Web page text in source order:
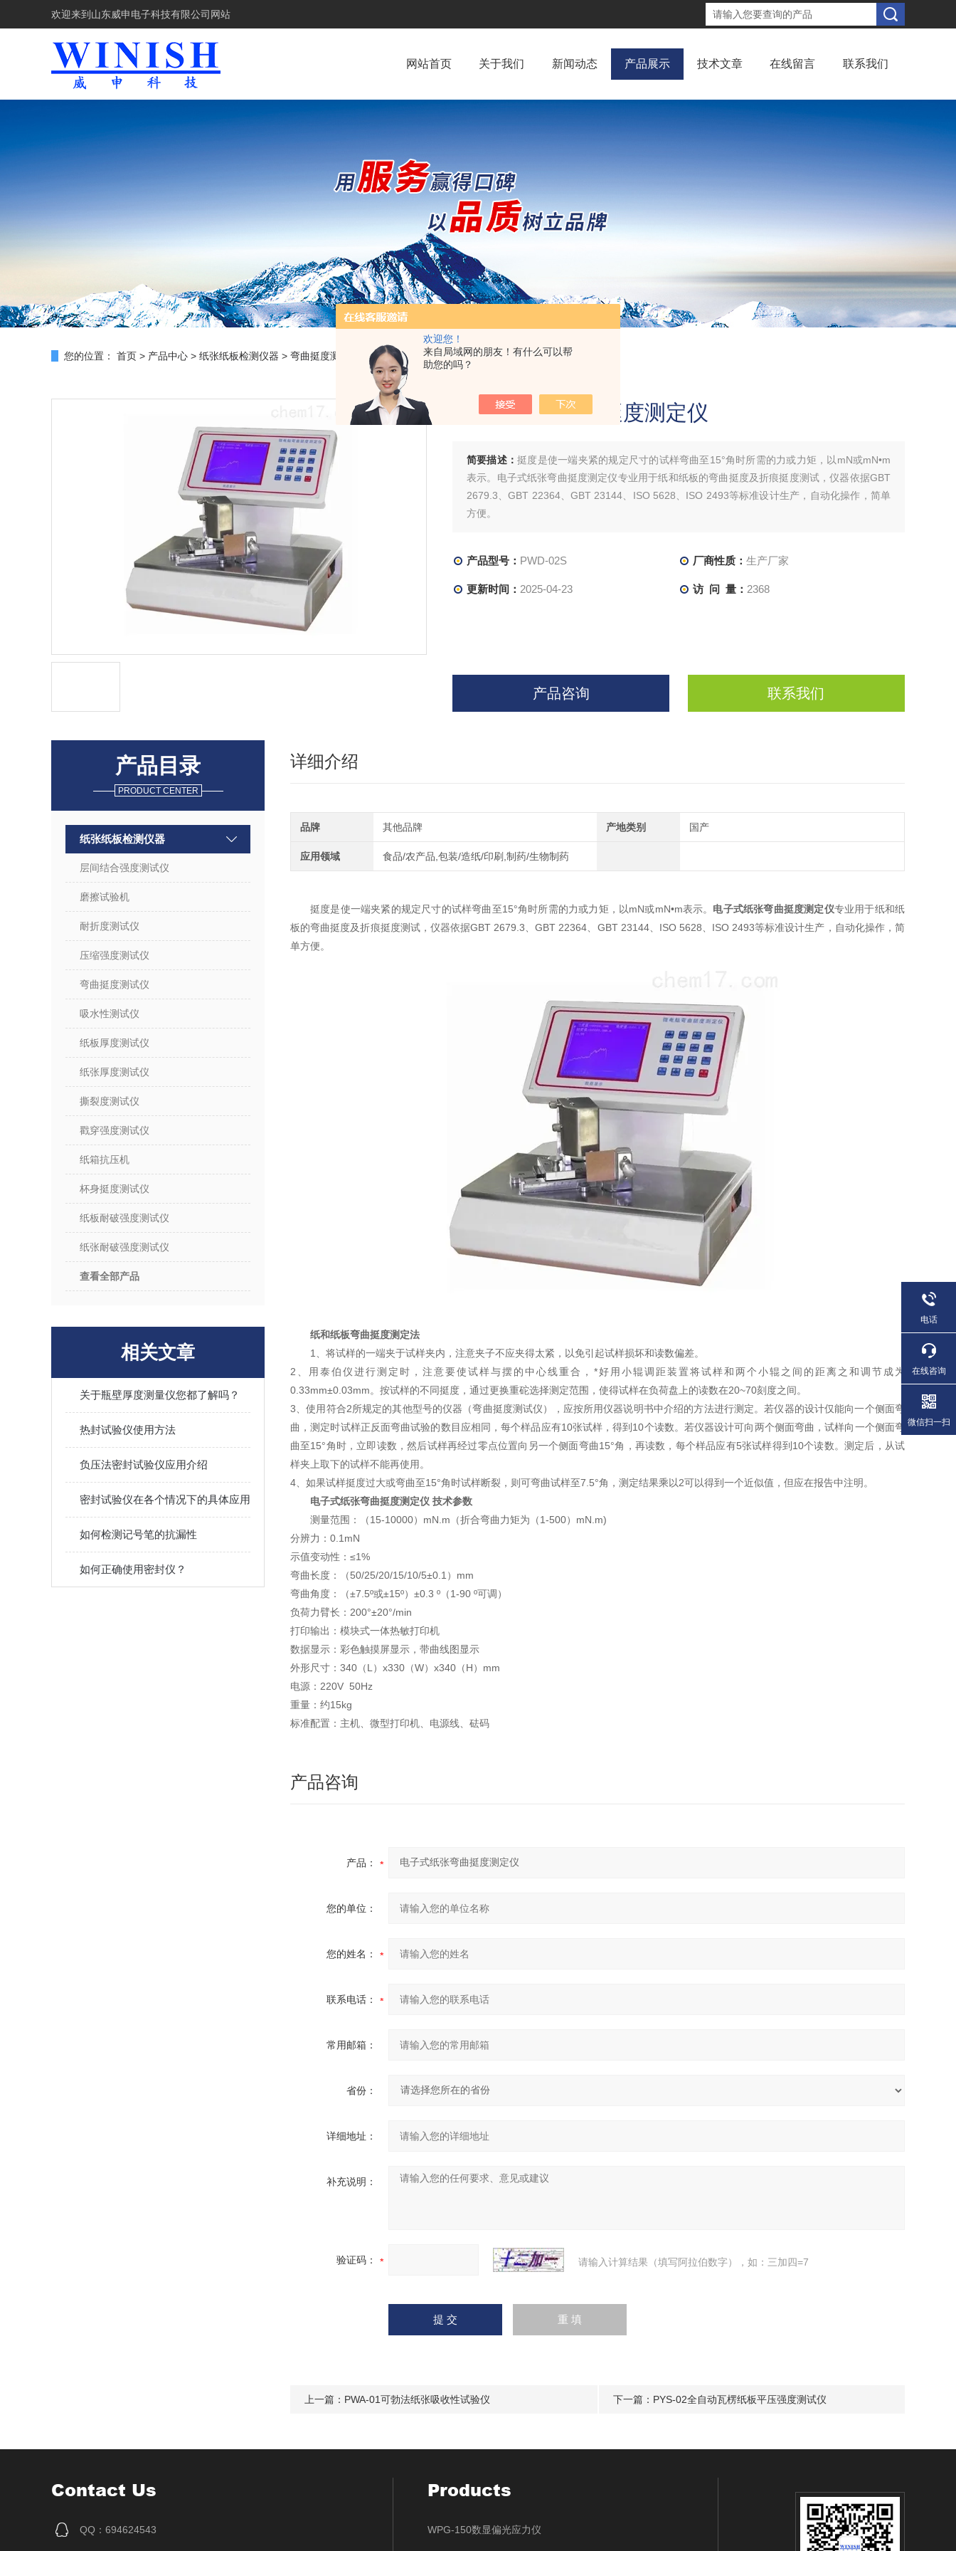
欢迎您！
来自局域网的朋友！有什么可以帮
助您的吗？
欢迎来到 山东威申电子科技有限公司网站
网站首页 关于我们 新闻动态 产品展示 技术文章 在线留言 联系我们
您的位置： 首页 > 产品中心 > 纸张纸板检测仪器 > 弯曲挺度测试仪 > PWD-02S电子式纸张弯曲挺度测定仪
电子式纸张弯曲挺度测定仪
简要描述：挺度是使一端夹紧的规定尺寸的试样弯曲至15°角时所需的力或力矩，以mN或mN•m
表示。电子式纸张弯曲挺度测定仪专业用于纸和纸板的弯曲挺度及折痕挺度测试，仪器依据GBT
2679.3、GBT 22364、GBT 23144、ISO 5628、ISO 2493等标准设计生产，自动化操作，简单
方便。
产品型号： PWD-02S 厂商性质： 生产厂家
更新时间： 2025-04-23 访 问 量： 2368
产品咨询 联系我们
产品目录
PRODUCT CENTER
纸张纸板检测仪器
层间结合强度测试仪
磨擦试验机
耐折度测试仪
压缩强度测试仪
弯曲挺度测试仪
吸水性测试仪
纸板厚度测试仪
纸张厚度测试仪
撕裂度测试仪
戳穿强度测试仪
纸箱抗压机
杯身挺度测试仪
纸板耐破强度测试仪
纸张耐破强度测试仪
查看全部产品
相关文章
关于瓶壁厚度测量仪您都了解吗？
热封试验仪使用方法
负压法密封试验仪应用介绍
密封试验仪在各个情况下的具体应用
如何检测记号笔的抗漏性
如何正确使用密封仪？
详细介绍
品牌 其他品牌 产地类别 国产
应用领域 食品/农产品,包装/造纸/印刷,制药/生物制药
挺度是使一端夹紧的规定尺寸的试样弯曲至15°角时所需的力或力矩，以mN或mN•m表示。 电子式纸张弯曲挺度测定仪专业用于纸和纸
板的弯曲挺度及折痕挺度测试，仪器依据GBT 2679.3、GBT 22364、GBT 23144、ISO 5628、ISO 2493等标准设计生产，自动化操作，简
单方便。
纸和纸板弯曲挺度测定法
1、将试样的一端夹于试样夹内，注意夹子不应夹得太紧，以免引起试样损坏和读数偏差。
2、用泰伯仪进行测定时，注意要使试样与摆的中心线重合，*好用小辊调距装置将试样和两个小辊之间的距离之和调节成为
0.33mm±0.03mm。按试样的不同挺度，通过更换重砣选择测定范围，使得试样在负荷盘上的读数在20~70刻度之间。
3、使用符合2所规定的其他型号的仪器（弯曲挺度测试仪），应按所用仪器说明书中介绍的方法进行测定。若仪器的设计仅能向一个侧面弯
曲，测定时试样正反面弯曲试验的数目应相同，每个样品应有10张试样，得到10个读数。若仪器设计可向两个侧面弯曲，试样向一个侧面弯
曲至15°角时，立即读数，然后试样再经过零点位置向另一个侧面弯曲15°角，再读数，每个样品应有5张试样得到10个读数。测定后，从试
样夹上取下的试样不能再使用。
4、如果试样挺度过大或弯曲至15°角时试样断裂，则可弯曲试样至7.5°角，测定结果乘以2可以得到一个近似值，但应在报告中注明。
电子式纸张弯曲挺度测定仪 技术参数
测量范围：（15-10000）mN.m（折合弯曲力矩为（1-500）mN.m)
分辨力：0.1mN
示值变动性：≤1%
弯曲长度：（50/25/20/15/10/5±0.1）mm
弯曲角度：（±7.5º或±15º）±0.3 º（1-90 º可调）
负荷力臂长：200°±20°/min
打印输出：模块式一体热敏打印机
数据显示：彩色触摸屏显示，带曲线图显示
外形尺寸：340（L）x330（W）x340（H）mm
电源：220V 50Hz
重量：约15kg
标准配置：主机、微型打印机、电源线、砝码
产品咨询
产品：
您的单位：
您的姓名：
联系电话：
常用邮箱：
省份：
详细地址：
补充说明：
验证码： 请输入计算结果（填写阿拉伯数字），如：三加四=7
上一篇： PWA-01可勃法纸张吸收性试验仪 下一篇： PYS-02全自动瓦楞纸板平压强度测试仪
Contact Us
QQ：694624543
Products
WPG-150数显偏光应力仪
电话
在线咨询
微信扫一扫